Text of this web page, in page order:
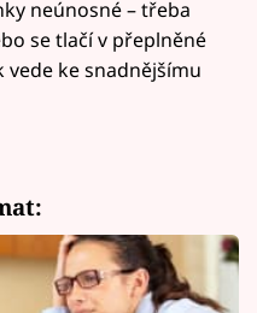
neúnosné – třeba
se tlačí v přeplněné
vede ke snadnějšímu